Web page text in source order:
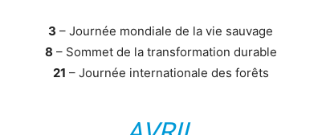
3 – Journée mondiale de la vie sauvage
8 – Sommet de la transformation durable
21 – Journée internationale des forêts